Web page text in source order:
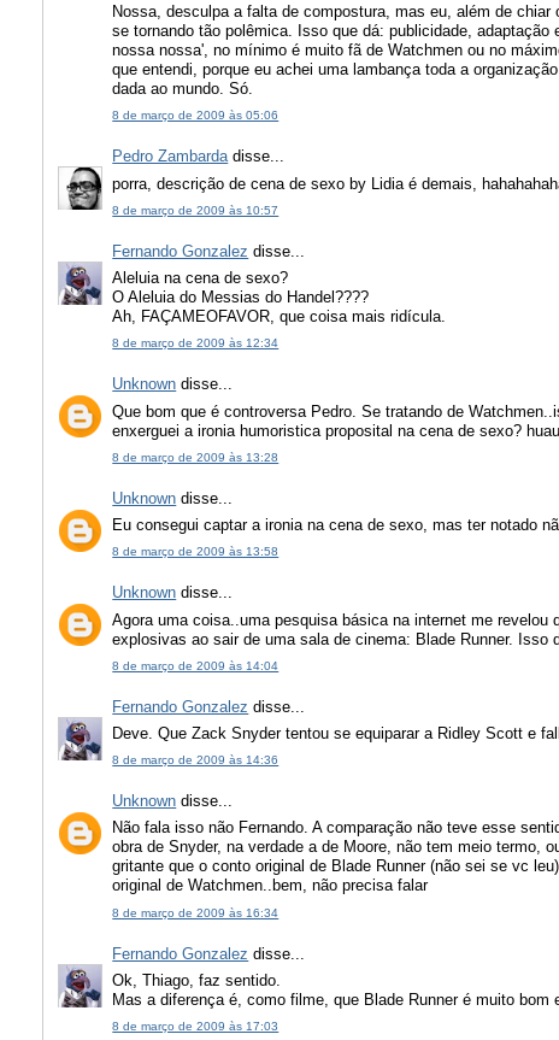
Nossa, desculpa a falta de compostura, mas eu, além de
se tornando tão polêmica. Isso que dá: publicidade,
nossa nossa', no mínimo é muito fã de Watchmen ou no
que entendi, porque eu achei uma lambança toda a
dada ao mundo. Só.
8 de março de 2009 às 05:06
Pedro Zambardadisse...
porra, descrição de cena de sexo by Lidia é demais,
8 de março de 2009 às 10:57
Fernando Gonzalez disse...
Aleluia na cena de sexo?
O Aleluia do Messias do Handel????
Ah, FAÇAMEOFAVOR, que coisa mais ridícula.
8 de março de 2009 às 12:34
Unknown disse...
Que bom que é controversa Pedro. Se tratando de
enxerguei a ironia humoristica proposital na cena de sexo?
8 de março de 2009 às 13:28
Unknown disse...
Eu consegui captar a ironia na cena de sexo, mas ter notado
8 de março de 2009 às 13:58
Unknown disse...
Agora uma coisa..uma pesquisa básica na internet me
explosivas ao sair de uma sala de cinema: Blade Runner. Isso
8 de março de 2009 às 14:04
Fernando Gonzalez disse...
Deve. Que Zack Snyder tentou se equiparar a Ridley Scott e
8 de março de 2009 às 14:36
Unknown disse...
Não fala isso não Fernando. A comparação não teve esse
obra de Snyder, na verdade a de Moore, não tem meio termo,
gritante que o conto original de Blade Runner (não sei se vc
original de Watchmen..bem, não precisa falar
8 de março de 2009 às 16:34
Fernando Gonzalez disse...
Ok, Thiago, faz sentido.
Mas a diferença é, como filme, que Blade Runner é muito bom
8 de março de 2009 às 17:03